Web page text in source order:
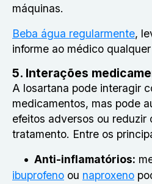
máquinas.
Beba água regularmente,
informe ao médico
5. Interações
A losartana pode interagir
medicamentos, mas pode
efeitos adversos ou reduzir
tratamento. Entre os
Anti-inflamatórios:
ibuprofeno ou naproxeno